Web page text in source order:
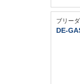
ブリー
DE-